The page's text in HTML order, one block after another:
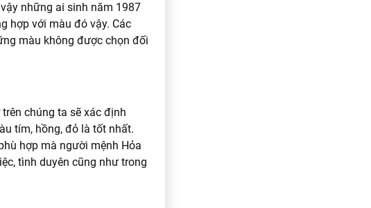
những ai sinh năm 1987
hợp với màu đó vậy. Các
màu không được chọn đối
chúng ta sẽ xác định
tím, hồng, đỏ là tốt nhất.
hợp mà người mệnh Hỏa
tình duyên cũng như trong